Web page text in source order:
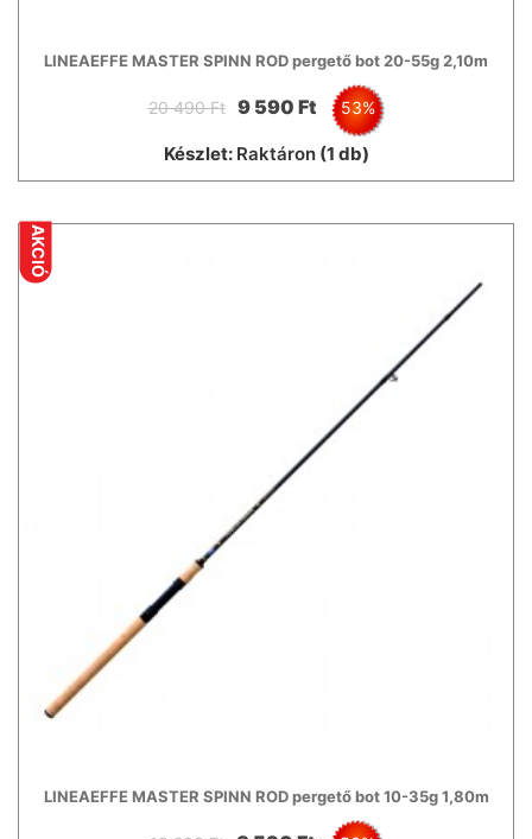
LINEAEFFE MASTER SPINN ROD pergető bot 20-55g 2,10m
20 490 Ft 9 590 Ft 53%
Készlet: Raktáron(1 db)
LINEAEFFE MASTER SPINN ROD pergető bot 10-35g 1,80m
AKCIÓ